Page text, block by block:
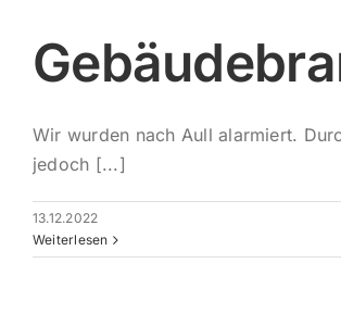
Wir wurden nach Aull alarmiert.
jedoch [...]
13.12.2022
Weiterlesen